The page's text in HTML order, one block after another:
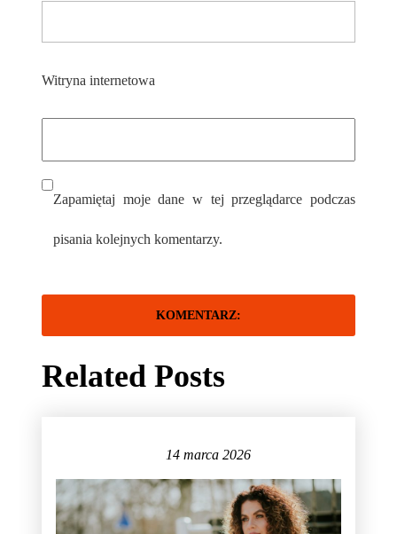
Witryna internetowa
Zapamiętaj moje dane w tej przeglądarce podczas
pisania kolejnych komentarzy.
Related Posts
14 marca 2026